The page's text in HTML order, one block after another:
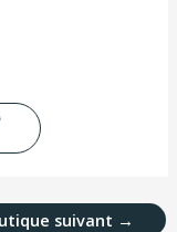
suivant →